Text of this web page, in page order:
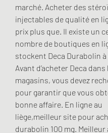
marché. Acheter des
injectables de qualité en
prix plus que. Il existe un
nombre de boutiques en
stockent Deca Durabolin à
Avant d’acheter Deca dans
magasins, vous devez
pour garantir que vous
bonne affaire. En ligne au
liège,meilleur site pour
durabolin 100 mg. Meilleur